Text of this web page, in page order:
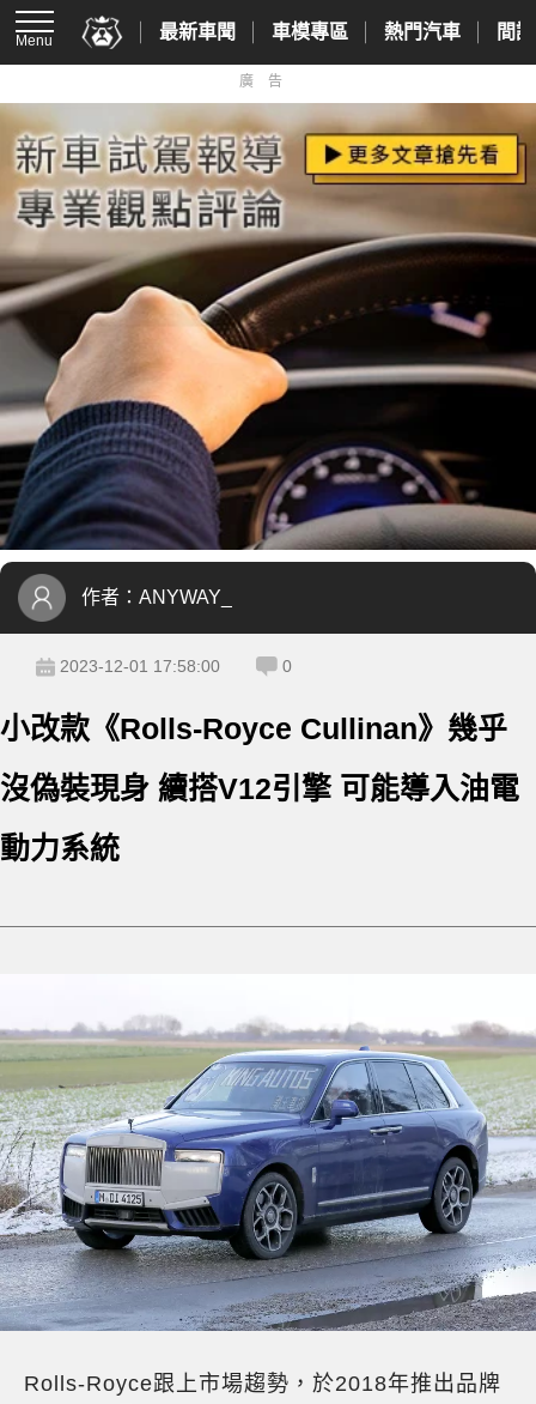
Menu 最新車聞 車模專區 熱門汽車 間
廣告
作者： ANYWAY_
2023-12-01 17:58:00 0
小改款《Rolls-Royce Cullinan》幾乎
沒偽裝現身 續搭V12引擎 可能導入油電
動力系統
Rolls-Royce跟上市場趨勢，於2018年推出品牌